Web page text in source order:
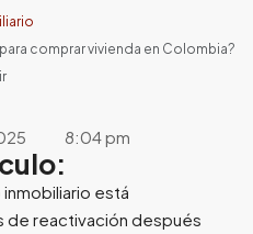
comprar vivienda en Colombia?
8:04 pm
está
de reactivación después